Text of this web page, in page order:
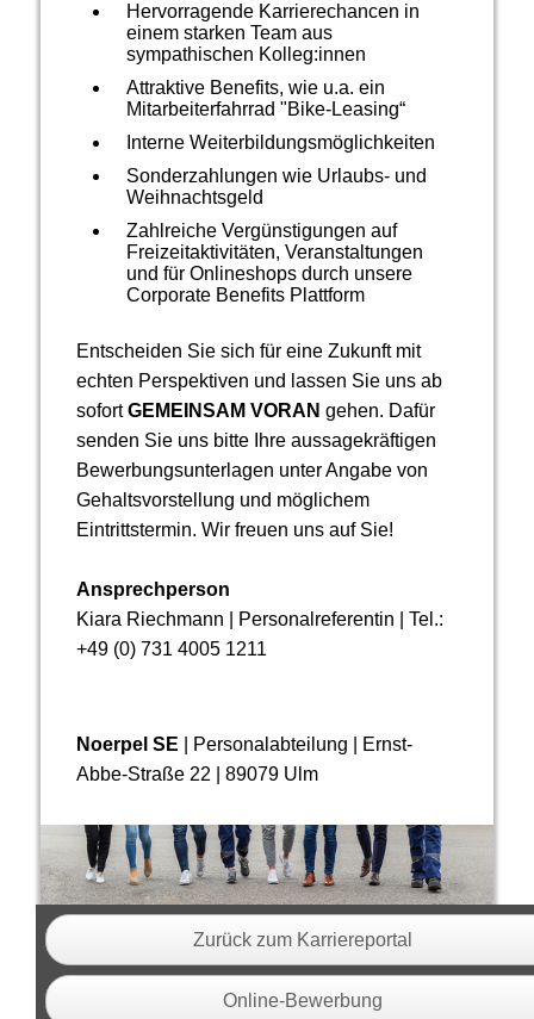
Hervorragende Karrierechancen in
einem starken Team aus
sympathischen Kolleg:innen
Attraktive Benefits, wie u.a. ein
Mitarbeiterfahrrad "Bike-Leasing“
Interne Weiterbildungsmöglichkeiten
Sonderzahlungen wie Urlaubs- und
Weihnachtsgeld
Zahlreiche Vergünstigungen auf
Freizeitaktivitäten, Veranstaltungen
und für Onlineshops durch unsere
Corporate Benefits Plattform
Entscheiden Sie sich für eine Zukunft mit
echten Perspektiven und lassen Sie uns ab
sofortGEMEINSAM VORAN gehen. Dafür
senden Sie uns bitte Ihre aussagekräftigen
Bewerbungsunterlagen unter Angabe von
Gehalts­vor­stellung und möglichem
Eintrittstermin. Wir freuen uns auf Sie!
Ansprechperson
Kiara Riechmann | Personalreferentin | Tel.:
+49 (0) 731 4005 1211
Noerpel SE
| Personalabteilung | Ernst-
Abbe-Straße 22 | 89079 Ulm
Zurück zum Karriereportal
Online-Bewerbung